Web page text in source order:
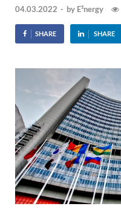
04.03.2022 - by E²nergy
SHARE SHARE